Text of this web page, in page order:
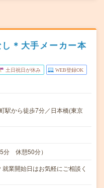
＊大手メーカー本
土日祝日が休み WEB登録OK
駅から徒歩7分／日本橋(東京
分 休憩50分）
業開始日はお気軽にご相談く